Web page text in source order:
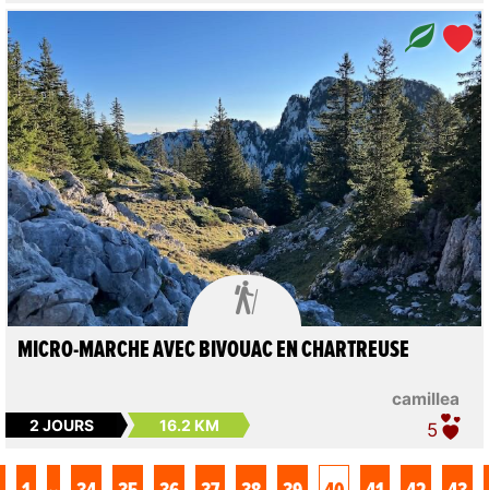

camillea
MICRO-MARCHE AVEC BIVOUAC EN CHARTREUSE
2 JOURS 16.2 KM 5